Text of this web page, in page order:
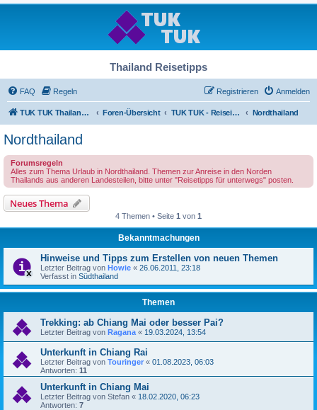
Thailand Reisetipps
FAQ Regeln Anmelden
Registrieren
TUK TUK Thailand Reisetipps Foren-Übersicht TUK TUK - Reiseinfos - Thailand Regional Nordthailand
Nordthailand
Forumsregeln
Alles zum Thema Urlaub in Nordthailand. Themen zur Anreise in den Norden
Thailands aus anderen Landesteilen, bitte unter "Reisetipps für unterwegs" posten.
Neues Thema
4 Themen • Seite 1 von 1
Bekanntmachungen
Hinweise und Tipps zum Erstellen von neuen Themen
Letzter Beitrag von Howie « 26.06.2011, 23:18
Verfasst in Südthailand
Themen
Trekking: ab Chiang Mai oder besser Pai?
Letzter Beitrag von Ragana « 19.03.2024, 13:54
Unterkunft in Chiang Rai
Letzter Beitrag von Touringer « 01.08.2023, 06:03
Antworten: 11
Unterkunft in Chiang Mai
Letzter Beitrag von Stefan « 18.02.2020, 06:23
Antworten: 7